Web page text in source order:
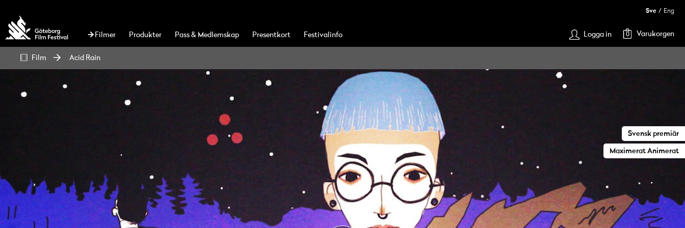
Sve Eng
Filmer Produkter Pass & Medlemskap Presentkort Festivalinfo Logga in 0 Varukorgen
Film Acid Rain
Svensk premiär
Maximerat Animerat